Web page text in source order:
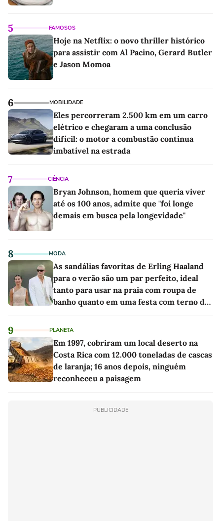
5 FAMOSOS
Hoje na Netflix: o novo thriller histórico
para assistir com Al Pacino, Gerard Butler
e Jason Momoa
6 MOBILIDADE
Eles percorreram 2.500 km em um carro
elétrico e chegaram a uma conclusão
difícil: o motor a combustão continua
imbatível na estrada
7 CIÊNCIA
Bryan Johnson, homem que queria viver
até os 100 anos, admite que "foi longe
demais em busca pela longevidade"
8 MODA
As sandálias favoritas de Erling Haaland
para o verão são um par perfeito, ideal
tanto para usar na praia com roupa de
banho quanto em uma festa com terno de
9 PLANETA
Em 1997, cobriram um local deserto na
Costa Rica com 12.000 toneladas de cascas
de laranja; 16 anos depois, ninguém
reconheceu a paisagem
PUBLICIDADE